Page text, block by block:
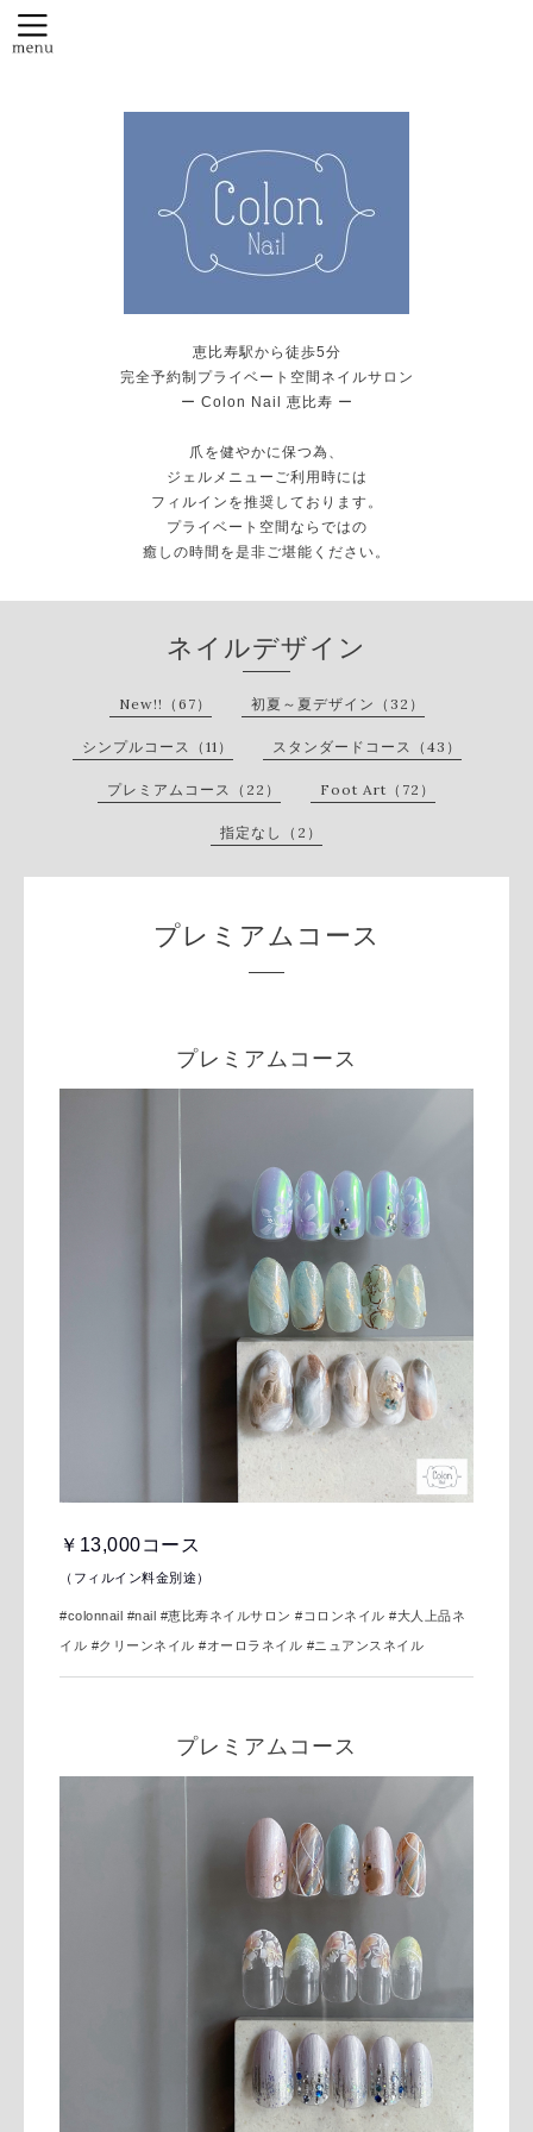
恵比寿駅から徒歩5分
完全予約制プライベート空間ネイルサロン
ー Colon Nail 恵比寿 ー
爪を健やかに保つ為、
ジェルメニューご利用時には
フィルインを推奨しております。
プライベート空間ならではの
癒しの時間を是非ご堪能ください。
ネイルデザイン
New!!（67） 初夏～夏デザイン（32）
シンプルコース（11） スタンダードコース（43）
プレミアムコース（22） Foot Art（72）
指定なし（2）
プレミアムコース
プレミアムコース
￥13,000コース
（フィルイン料金別途）
#colonnail #nail #恵比寿ネイルサロン #コロンネイル #大人上品ネ
イル #クリーンネイル #オーロラネイル #ニュアンスネイル
プレミアムコース